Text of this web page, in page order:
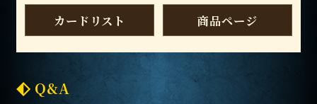
カードリスト 商品ページ
Q&A